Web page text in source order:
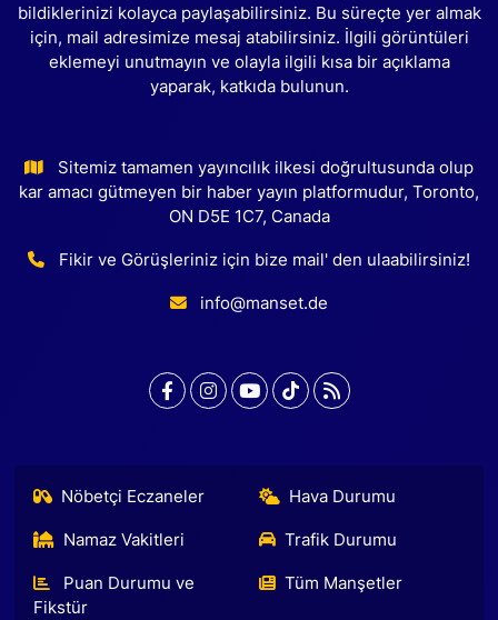
bildiklerinizi kolayca paylaşabilirsiniz. Bu süreçte yer almak
için, mail adresimize mesaj atabilirsiniz. İlgili görüntüleri
eklemeyi unutmayın ve olayla ilgili kısa bir açıklama
yaparak, katkıda bulunun.
Sitemiz tamamen yayıncılık ilkesi doğrultusunda olup
kar amacı gütmeyen bir haber yayın platformudur, Toronto,
ON D5E 1C7, Canada
Fikir ve Görüşleriniz için bize mail' den ulaabilirsiniz!
info@manset.de
Nöbetçi Eczaneler Hava Durumu
Namaz Vakitleri Trafik Durumu
Puan Durumu ve
Fikstür
Tüm Manşetler